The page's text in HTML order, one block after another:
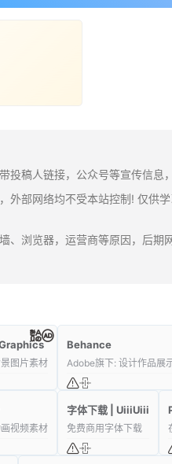
投稿人链接，公众号等宣传信
外部网络均不受本站控制! 仅供
、浏览器，运营商等原因，后期
图片素材
Behance
Adobe旗下: 设计作品展
视频素材
字体下载 | UiiiUiii
免费商用字体下载